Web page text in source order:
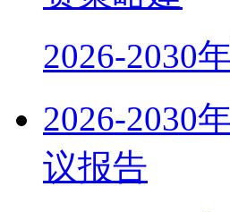
2026-2030
2026-2030
议报告